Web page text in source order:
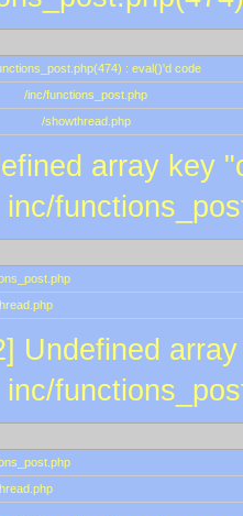
: eval()'d code
/inc/functions_post.php
/showthread.php
array key
inc/
Undefined
inc/